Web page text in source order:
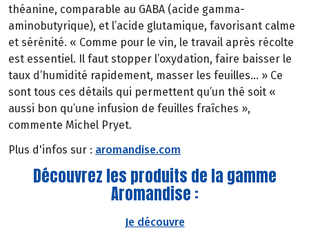
théanine, comparable au GABA (acide gamma-
aminobutyrique), et l’acide glutamique, favorisant calme
et sérénité. « Comme pour le vin, le travail après récolte
est essentiel. Il faut stopper l’oxydation, faire baisser le
taux d’humidité rapidement, masser les feuilles… » Ce
sont tous ces détails qui permettent qu’un thé soit «
aussi bon qu’une infusion de feuilles fraîches »,
commente Michel Pryet.
Plus d'infos sur : aromandise.com
Découvrez les produits de la gamme
Aromandise :
Je découvre